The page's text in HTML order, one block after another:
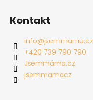
Kontakt
info@jsemmama.cz
+420 739 790 790
Jsemmáma.cz
jsemmamacz